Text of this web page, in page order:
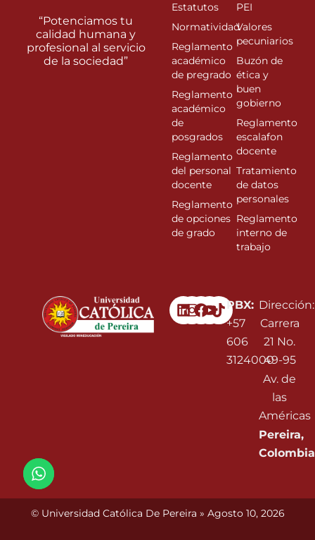
Linkedin
Instagram
Facebook
Youtube
PBX:
+57
606
3124000
Dirección:
Carrera
21 No.
49-95
Av. de
las
Américas
Pereira,
Colombia
“Potenciamos tu
calidad humana y
profesional al servicio
de la sociedad”
Estatutos
Normatividad
Reglamento
académico
de pregrado
Reglamento
académico
de
posgrados
Reglamento
del personal
docente
Reglamento
de opciones
de grado
PEI
Valores
pecuniarios
Buzón de
ética y
buen
gobierno
Reglamento
escalafon
docente
Tratamiento
de datos
personales
Reglamento
interno de
trabajo
© Universidad Católica De Pereira » Agosto 10, 2026